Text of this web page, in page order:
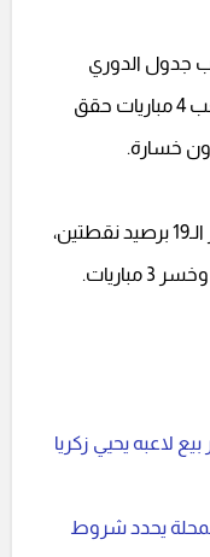
جدول الدوري
المصري الممتاز، برصيد 7 نقاط، بعدما لعب 4 مباريات حقق
بينما يحتل فريق المقاولون العرب المركز الـ19 برصيد نقطتين،
يحدد شروط